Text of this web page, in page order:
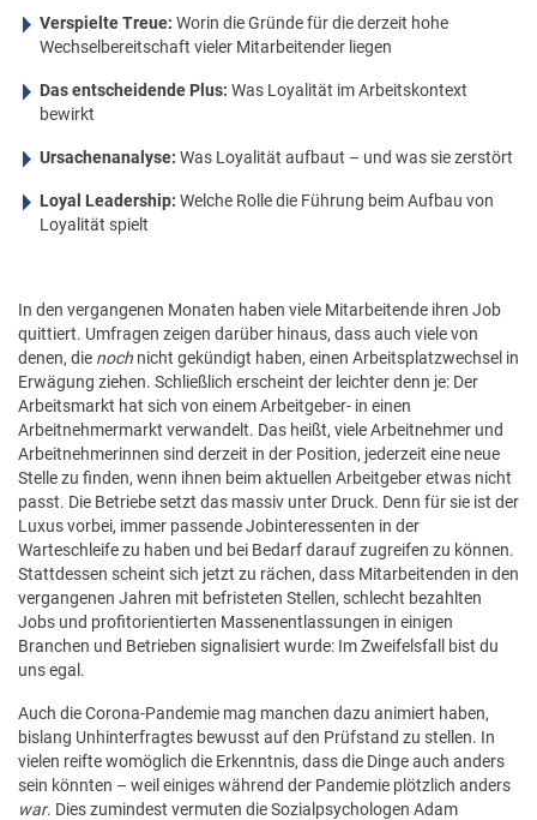
Verspielte Treue: Worin die Gründe für die derzeit hohe
Wechselbereitschaft vieler Mitarbeitender liegen
Das entscheidende Plus: Was Loyalität im Arbeitskontext
bewirkt
Ursachenanalyse: Was Loyalität aufbaut – und was sie zerstört
Loyal Leadership: Welche Rolle die Führung beim Aufbau von
Loyalität spielt
In den vergangenen Monaten haben viele Mitarbeitende ihren Job
quittiert. Umfragen zeigen darüber hinaus, dass auch viele von
denen, die noch nicht gekündigt haben, einen Arbeitsplatzwechsel in
Erwägung ziehen. Schließlich erscheint der leichter denn je: Der
Arbeitsmarkt hat sich von einem Arbeitgeber- in einen
Arbeitnehmermarkt verwandelt. Das heißt, viele Arbeitnehmer und
Arbeitnehmerinnen sind derzeit in der Position, jederzeit eine neue
Stelle zu finden, wenn ihnen beim aktuellen Arbeitgeber etwas nicht
passt. Die Betriebe setzt das massiv unter Druck. Denn für sie ist der
Luxus vorbei, immer passende Jobinteressenten in der
Warteschleife zu haben und bei Bedarf darauf zugreifen zu können.
Stattdessen scheint sich jetzt zu rächen, dass Mitarbeitenden in den
vergangenen Jahren mit befristeten Stellen, schlecht bezahlten
Jobs und profitorientierten Massenentlassungen in einigen
Branchen und Betrieben signalisiert wurde: Im Zweifelsfall bist du
uns egal.
Auch die Corona-Pandemie mag manchen dazu animiert haben,
bislang Unhinterfragtes bewusst auf den Prüfstand zu stellen. In
vielen reifte womöglich die Erkenntnis, dass die Dinge auch anders
sein könnten – weil einiges während der Pandemie plötzlich anders
war. Dies zumindest vermuten die Sozialpsychologen Adam